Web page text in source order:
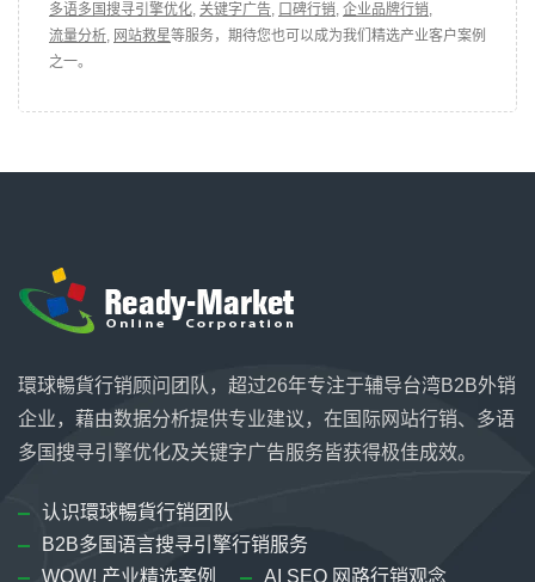
多语多国搜寻引擎优化, 关键字广告, 口碑行销, 企业品牌行销,
流量分析, 网站救星等服务，期待您也可以成为我们精选产业客户案例
之一。
環球暢貨行销顾问团队，超过26年专注于辅导台湾B2B外销
企业，藉由数据分析提供专业建议，在国际网站行销、多语
多国搜寻引擎优化及关键字广告服务皆获得极佳成效。
认识環球暢貨行销团队
B2B多国语言搜寻引擎行销服务
WOW! 产业精选案例
AI SEO 网路行销观念